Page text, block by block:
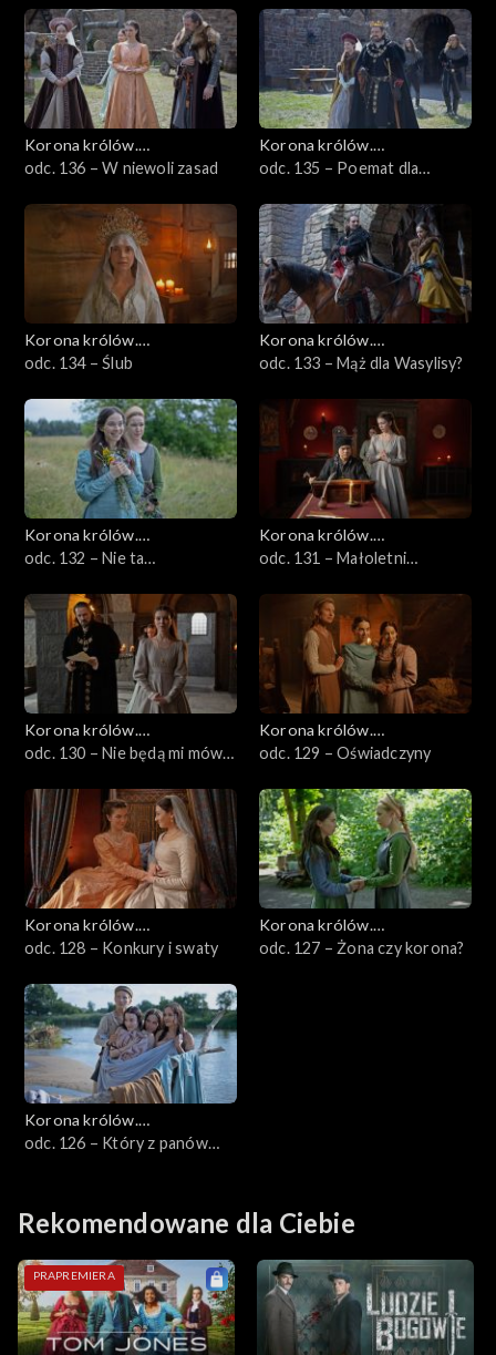
Korona królów.
Jagiellonowie
odc. 136 – W niewoli zasad
Korona królów.
Jagiellonowie
odc. 135 – Poemat dla
Korona królów.
Jagiellonowie
odc. 134 – Ślub
Korona królów.
Jagiellonowie
odc. 133 – Mąż dla Wasylisy?
Korona królów.
Jagiellonowie
odc. 132 – Nie ta
Korona królów.
Jagiellonowie
odc. 131 – Małoletni
Korona królów.
Jagiellonowie
odc. 130 – Nie będą mi mówili
Korona królów.
Jagiellonowie
odc. 129 – Oświadczyny
Korona królów.
Jagiellonowie
odc. 128 – Konkury i swaty
Korona królów.
Jagiellonowie
odc. 127 – Żona czy korona?
Korona królów.
Jagiellonowie
odc. 126 – Który z panów
Rekomendowane dla Ciebie
PRAPREMIERA